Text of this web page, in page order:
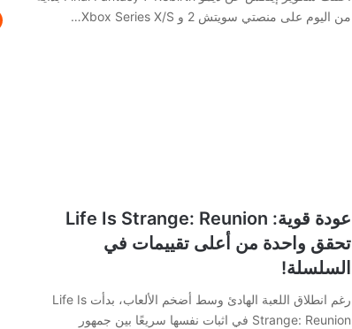
من اليوم على منصتي سويتش 2 و Xbox Series X/S…
عودة قوية: Life Is Strange: Reunion
تحقق واحدة من أعلى تقييمات في
السلسلة!
رغم انطلاق اللعبة الهادئ وسط أضخم الألعاب، بدأت Life Is
Strange: Reunion في اثبات نفسها سريعًا بين جمهور